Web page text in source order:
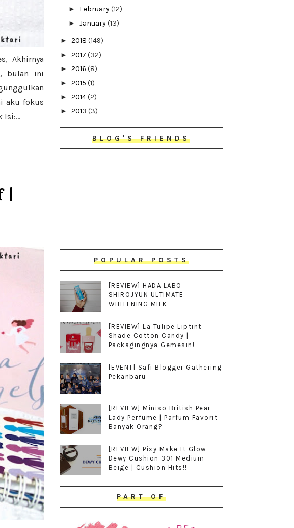
Akhirnya
bulan ini
aku fokus
Isi:...
|
► February(12)
►January(13)
► 2018 (149)
► 2017 (32)
► 2016 (8)
► 2015 (1)
► 2014(2)
► 2013 (3)
BLOG'S FRIENDS
POPULAR POSTS
[REVIEW] HADA LABO
SHIROJYUN ULTIMATE
WHITENING MILK
[REVIEW] La Tulipe Liptint
Shade Cotton Candy |
Packagingnya Gemesin!
[EVENT] Safi Blogger Gathering
Pekanbaru
[REVIEW] Miniso British Pear
Lady Perfume | Parfum Favorit
Banyak Orang?
[REVIEW] Pixy Make It Glow
Dewy Cushion 301 Medium
Beige | Cushion Hits!!
PART OF